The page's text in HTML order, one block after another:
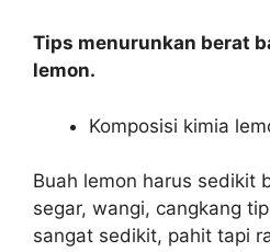
Tips menurunkan berat
lemon.
Komposisi kimia
Buah lemon harus sedikit
segar, wangi, cangkang
sangat sedikit, pahit tapi